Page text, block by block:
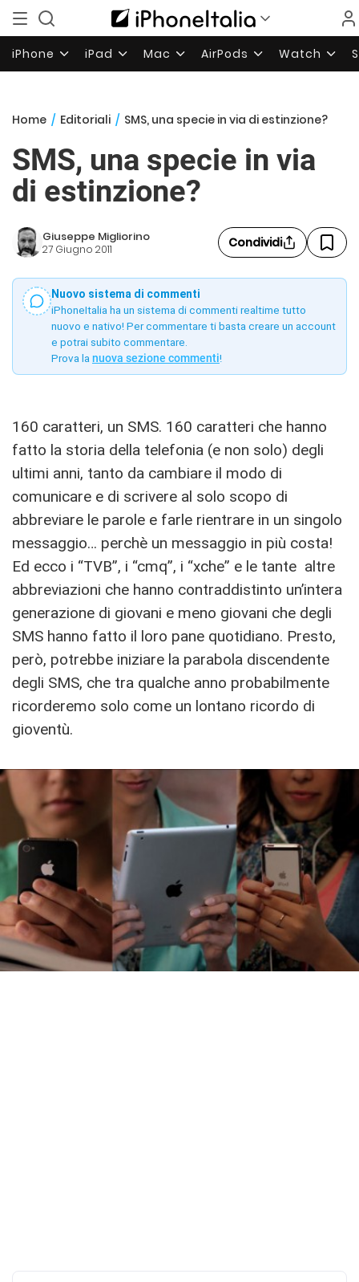
iPhone iPad Mac AirPods Watch
Home / Editoriali / SMS, una specie in via di estinzione?
SMS, una specie in via
di estinzione?
Giuseppe Migliorino
27 Giugno 2011 Condividi
Nuovo sistema di commenti
iPhoneItalia ha un sistema di commenti realtime tutto
nuovo e nativo! Per commentare ti basta creare un account
e potrai subito commentare.
Prova la nuova sezione commenti!
160 caratteri, un SMS. 160 caratteri che hanno
fatto la storia della telefonia (e non solo) degli
ultimi anni, tanto da cambiare il modo di
comunicare e di scrivere al solo scopo di
abbreviare le parole e farle rientrare in un singolo
messaggio… perchè un messaggio in più costa!
Ed ecco i “TVB”, i “cmq”, i “xche” e le tante altre
abbreviazioni che hanno contraddistinto un’intera
generazione di giovani e meno giovani che degli
SMS hanno fatto il loro pane quotidiano. Presto,
però, potrebbe iniziare la parabola discendente
degli SMS, che tra qualche anno probabilmente
ricorderemo solo come un lontano ricordo di
gioventù.